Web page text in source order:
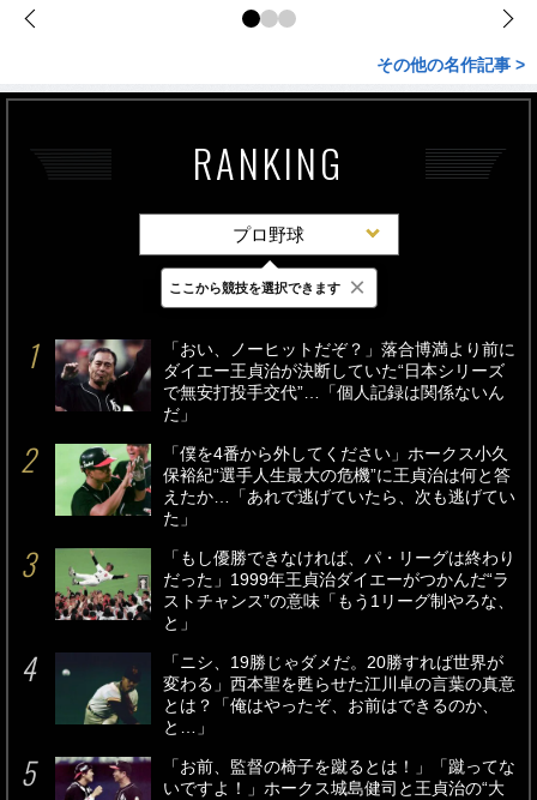
その他の名作記事 >
RANKING
プロ野球
最新 24時間 週間
「おい、ノーヒットだぞ？」落合博満より前に
ダイエー王貞治が決断していた“日本シリーズ
で無安打投手交代”…「個人記録は関係ないん
だ」
「僕を4番から外してください」ホークス小久
保裕紀“選手人生最大の危機”に王貞治は何と答
えたか…「あれで逃げていたら、次も逃げてい
た」
「もし優勝できなければ、パ・リーグは終わり
だった」1999年王貞治ダイエーがつかんだ“ラ
ストチャンス”の意味「もう1リーグ制やろな、
と」
「ニシ、19勝じゃダメだ。20勝すれば世界が
変わる」西本聖を甦らせた江川卓の言葉の真意
とは？「俺はやったぞ、お前はできるのか、
と…」
「お前、監督の椅子を蹴るとは！」「蹴ってな
いですよ！」ホークス城島健司と王貞治の“大
ここから競技を選択できます ×